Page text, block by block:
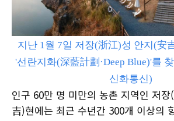
지난 1월 7일 저장(浙江)성 안지(安
'선란지화(深藍計劃·Deep Blue)'를
신화통신)
인구 60만 명 미만의 농촌 지역인 저
吉)현에는 최근 수년간 300개 이상의